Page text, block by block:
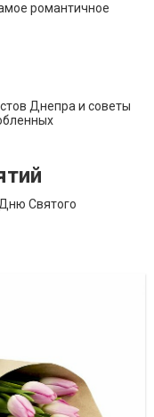
романтичное
Днепра и советы
Святого